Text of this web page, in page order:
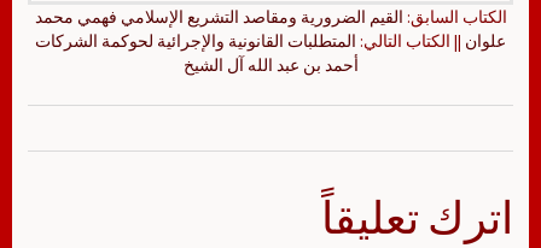
الكتاب السابق: القيم الضرورية ومقاصد التشريع الإسلامي فهمي محمد
علوان || الكتاب التالي: المتطلبات القانونية والإجرائية لحوكمة الشركات
أحمد بن عبد الله آل الشيخ
اترك تعليقاً